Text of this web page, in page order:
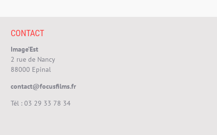
CONTACT
Image’Est
2 rue de Nancy
88000 Epinal
contact@focusfilms.fr
Tél :03 29 33 78 34